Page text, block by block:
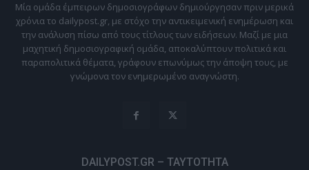
Μία ομάδα έμπειρων δημοσιογράφων δημιούργησαν πριν μερικά
χρόνια το dailypost.gr, με στόχο την αντικειμενική ενημέρωση και
την ανάλυση πίσω από τους τίτλους των ειδήσεων. Μαζί με μια
μαχητική δημοσιογραφική ομάδα, αποκαλύπτουν πολιτικά και
παραπολιτικά θέματα, γράφουν επωνύμως την άποψη τους, με
γνώμονα τον ενημερωμένο αναγνώστη.
DAILYPOST.GR – ΤΑΥΤΌΤΗΤΑ